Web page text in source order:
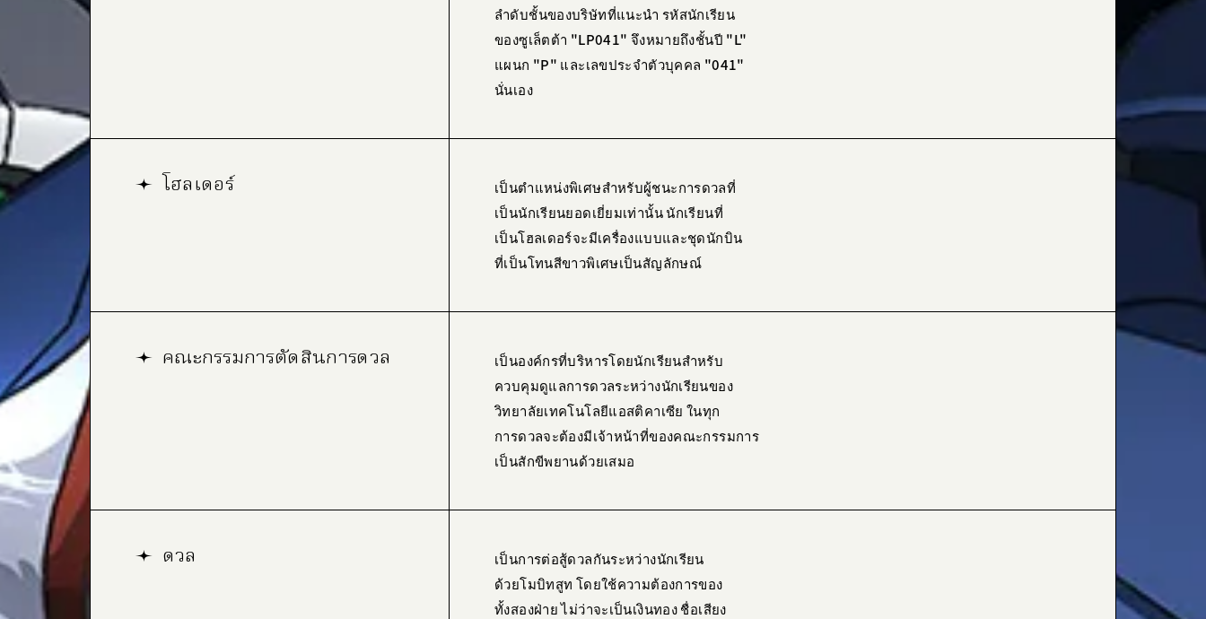
ลำดับชั้นของบริษัทที่แนะนำ รหัสนักเรียน
ของซูเล็ตต้า "LP041" จึงหมายถึงชั้นปี "L"
แผนก "P" และเลขประจำตัวบุคคล "041"
นั่นเอง
โฮลเดอร์
เป็นตำแหน่งพิเศษสำหรับผู้ชนะการดวลที่
เป็นนักเรียนยอดเยี่ยมเท่านั้น นักเรียนที่
เป็นโฮลเดอร์จะมีเครื่องแบบและชุดนักบิน
ที่เป็นโทนสีขาวพิเศษเป็นสัญลักษณ์
คณะกรรมการตัดสินการดวล
เป็นองค์กรที่บริหารโดยนักเรียนสำหรับ
ควบคุมดูแลการดวลระหว่างนักเรียนของ
วิทยาลัยเทคโนโลยีแอสติคาเซีย ในทุก
การดวลจะต้องมีเจ้าหน้าที่ของคณะกรรมการ
เป็นสักขีพยานด้วยเสมอ
ดวล
เป็นการต่อสู้ดวลกันระหว่างนักเรียน
ด้วยโมบิทสูท โดยใช้ความต้องการของ
ทั้งสองฝ่าย ไม่ว่าจะเป็นเงินทอง ชื่อเสียง